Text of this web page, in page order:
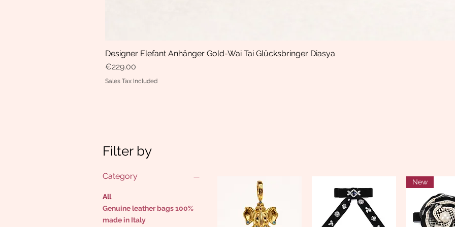
Quick View
Designer Elefant Anhänger Gold-Wai Tai Glücksbringer Diasya
Price
€229.00
Sales Tax Included
Filter by
Category
All
Genuine leather bags 100%
made in Italy
New